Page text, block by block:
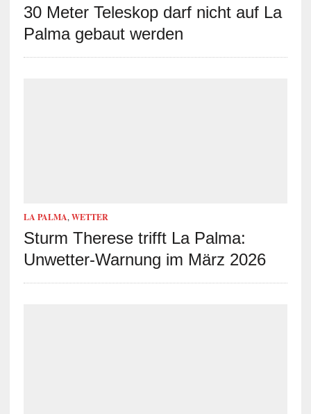
30 Meter Teleskop darf nicht auf La
Palma gebaut werden
LA PALMA, WETTER
Sturm Therese trifft La Palma:
Unwetter-Warnung im März 2026